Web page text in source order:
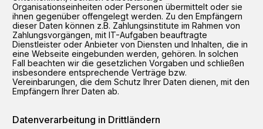
Organisationseinheiten oder Personen übermittelt oder sie
ihnen gegenüber offengelegt werden. Zu den Empfängern
dieser Daten können z.B. Zahlungsinstitute im Rahmen von
Zahlungsvorgängen, mit IT-Aufgaben beauftragte
Dienstleister oder Anbieter von Diensten und Inhalten, die in
eine Webseite eingebunden werden, gehören. In solchen
Fall beachten wir die gesetzlichen Vorgaben und schließen
insbesondere entsprechende Verträge bzw.
Vereinbarungen, die dem Schutz Ihrer Daten dienen, mit den
Empfängern Ihrer Daten ab.
Datenverarbeitung in Drittländern